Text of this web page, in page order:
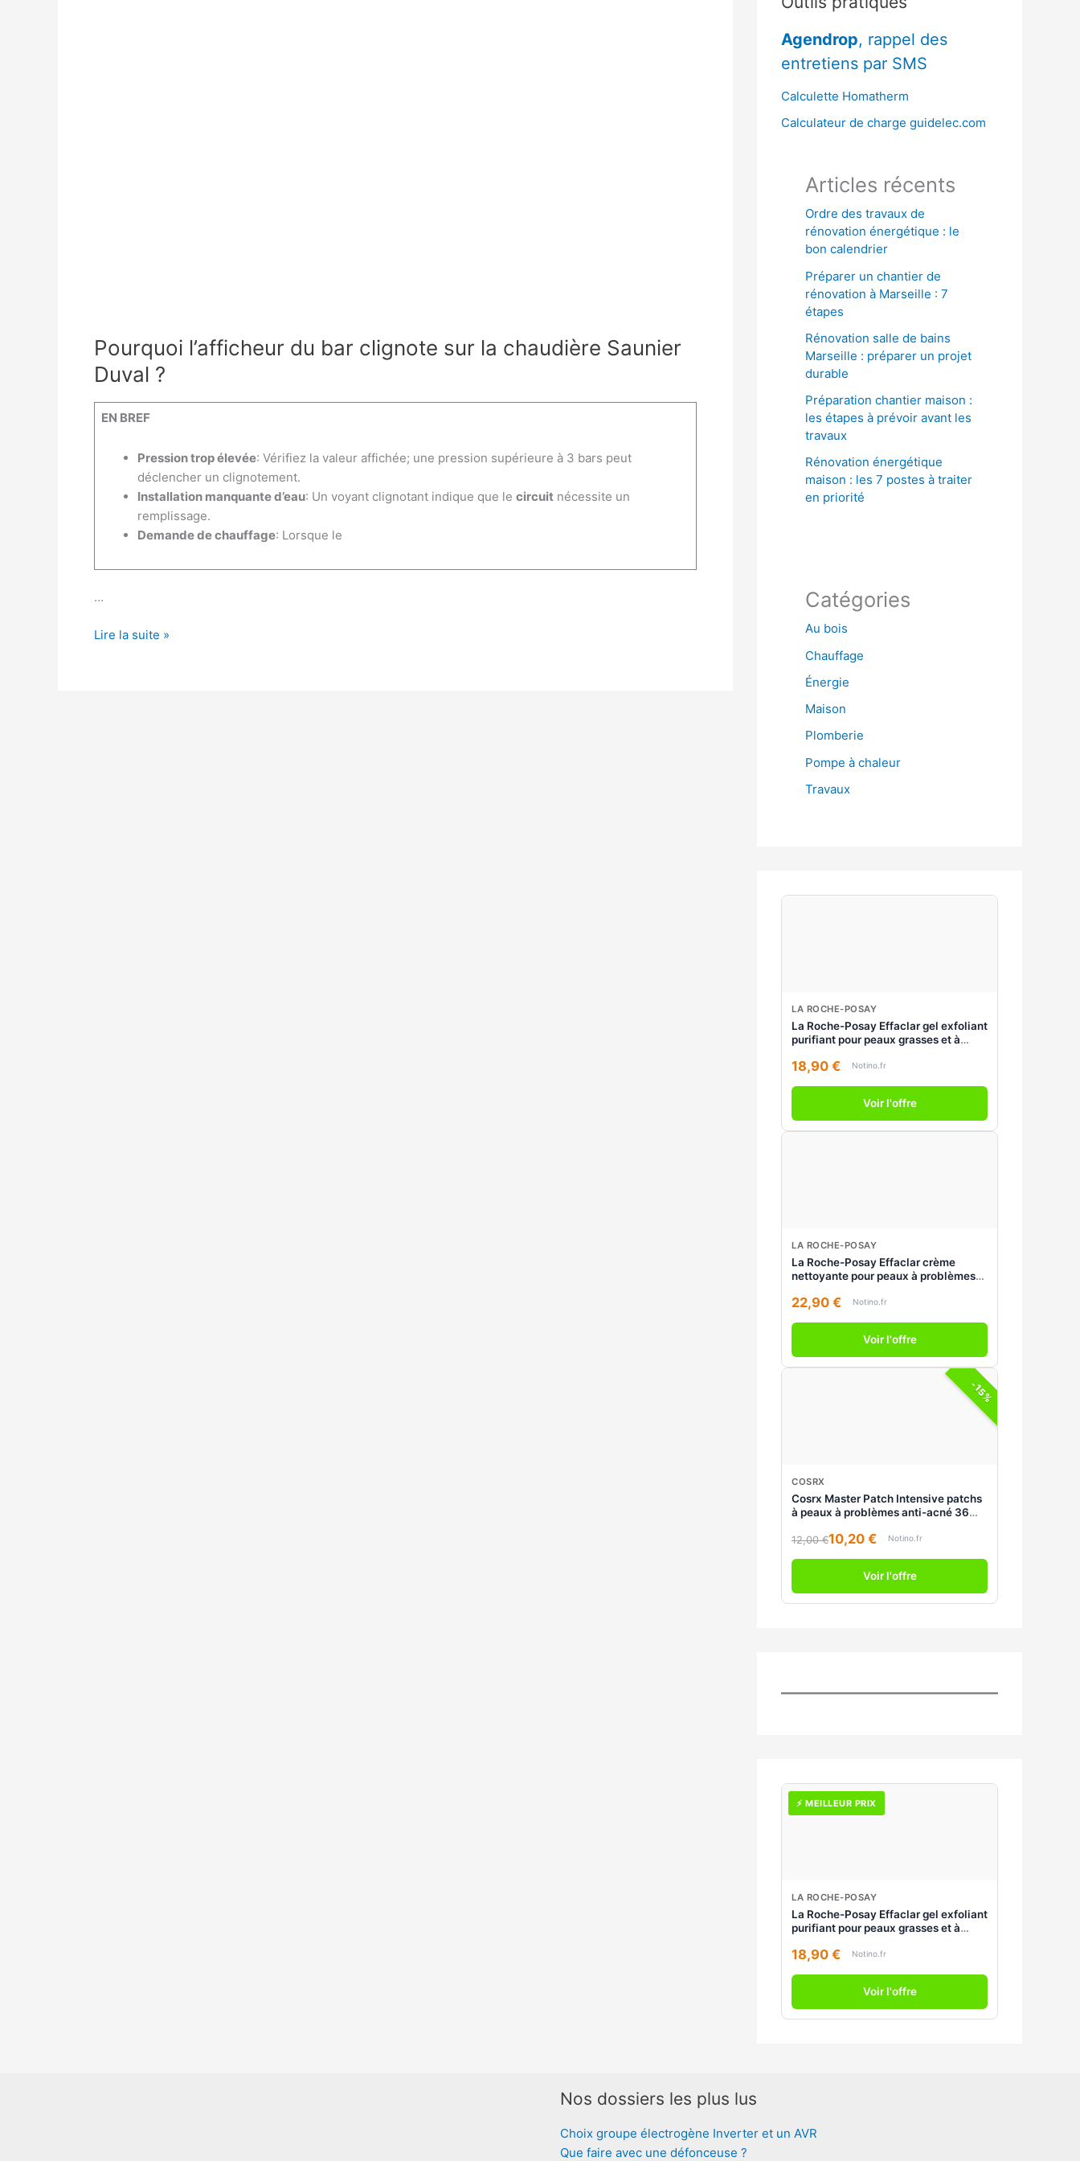
Pourquoi l’afficheur du bar clignote sur la chaudière Saunier
Duval ?
EN BREF
Pression trop élevée: Vérifiez la valeur affichée; une pression supérieure à 3 bars peut
déclencher un clignotement.
Installation manquante d’eau: Un voyant clignotant indique que le circuitnécessite un
remplissage.
Demande de chauffage: Lorsque le
…
Pourquoi
Lire la suite »
c
h
e
r
Agendrop, rappel des
entretiens par SMS
Calculette Homatherm
Calculateur de charge guidelec.com
Articles récents
Ordre des travaux de
rénovation énergétique : le
bon calendrier
Préparer un chantier de
rénovation à Marseille : 7
étapes
Rénovation salle de bains
Marseille : préparer un projet
durable
Préparation chantier maison :
les étapes à prévoir avant les
travaux
Rénovation énergétique
maison : les 7 postes à traiter
en priorité
Catégories
Au bois
Chauffage
Énergie
Maison
Plomberie
Pompe à chaleur
Travaux
LA ROCHE-POSAY
La Roche-Posay Effaclar gel exfoliant
purifiant pour peaux grasses et à
18,90 € Notino.fr
Voir l'offre
LA ROCHE-POSAY
La Roche-Posay Effaclar crème
nettoyante pour peaux à problèmes
22,90 € Notino.fr
Voir l'offre
-15%
COSRX
Cosrx Master Patch Intensive patchs
à peaux à problèmes anti-acné 36
12,00 €10,20 € Notino.fr
Voir l'offre
⚡ MEILLEUR PRIX
LA ROCHE-POSAY
La Roche-Posay Effaclar gel exfoliant
purifiant pour peaux grasses et à
18,90 € Notino.fr
Voir l'offre
Nos dossiers les plus lus
Choix groupe électrogène Inverter et un AVR
Que faire avec une défonceuse ?